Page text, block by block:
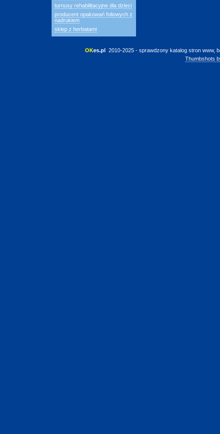
turnusy rehabilitacyjne dla dzieci
producent opakowań foliowych z
nadrukiem
sklep z herbatami
OKes.pl 2010-2025 - sprawdzony katalog stron www,
Thumbshots